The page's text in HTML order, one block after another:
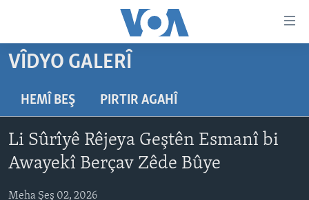
Yekser
here
naveroka
serekî
here
Malpera
Yekser
NÛÇE
FOTO GALERÎ
RADYO
HEVPEYVÎN
AMERÎKA
TIRKÎYE
SÛRÎYE
VÎDYO GALERÎ
HEMÎ BEŞ PIRTIR AGAHÎ
Li Sûrîyê Rêjeya Geştên Esmanî bi
Awayekî Berçav Zêde Bûye
Meha Şeş 02, 2026